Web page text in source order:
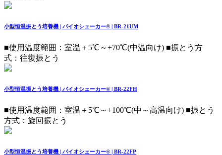
小型恒温振とう培養機 | バイオシェーカー® | BR-21UM
■使用温度範囲：室温＋5℃～+70℃(中温向け) ■振とう方
式：往復振とう
小型恒温振とう培養機 | バイオシェーカー® | BR-22FH
■使用温度範囲：室温＋5℃～+100℃(中～高温向け) ■振とう
方式：旋回振とう
小型恒温振とう培養機 | バイオシェーカー® | BR-22FP